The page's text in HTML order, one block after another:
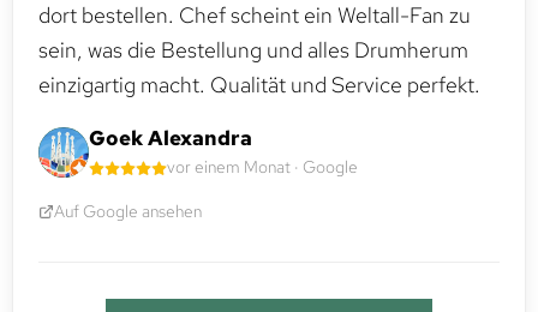
dort bestellen. Chef scheint ein Weltall-Fan zu
sein, was die Bestellung und alles Drumherum
einzigartig macht. Qualität und Service perfekt.
Goek Alexandra
vor einem Monat · Google
Auf Google ansehen